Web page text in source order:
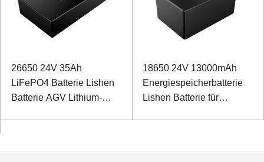
26650 24V 35Ah
LiFePO4 Batterie Lishen
Batterie AGV Lithium-
18650 24V 13000mAh
Energiespeicherbatterie
Lishen Batterie für